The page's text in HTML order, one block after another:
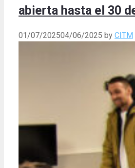
abierta hasta el 30
01/07/202504/06/2025 by CITM